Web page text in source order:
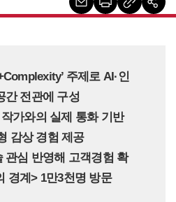
주제로 AI·인
간 전관에 구성
가와의 실제 통화 기반
감상 경험 제공
관심 반영해 고객경험 확
경계> 1만3천명 방문